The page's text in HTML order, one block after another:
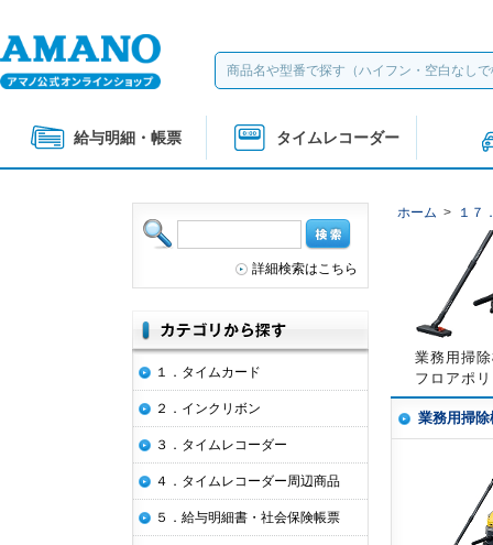
給与明細・帳票 タイムレコーダー
ホーム > １７
業務用掃
フロアポ
業務用掃除
詳細検索はこちら
１．タイムカード
２．インクリボン
３．タイムレコーダー
４．タイムレコーダー周辺商品
５．給与明細書・社会保険帳票